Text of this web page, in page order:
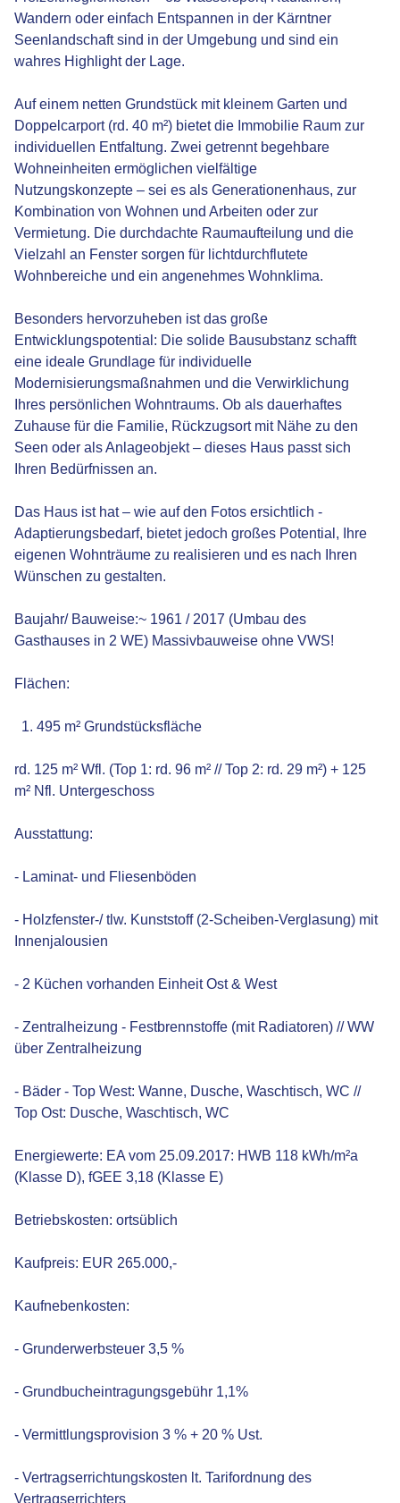
Wandern oder einfach Entspannen in der Kärntner
Seenlandschaft sind in der Umgebung und sind ein
wahres Highlight der Lage.
Auf einem netten Grundstück mit kleinem Garten und
Doppelcarport (rd. 40 m²) bietet die Immobilie Raum zur
individuellen Entfaltung. Zwei getrennt begehbare
Wohneinheiten ermöglichen vielfältige
Nutzungskonzepte – sei es als Generationenhaus, zur
Kombination von Wohnen und Arbeiten oder zur
Vermietung. Die durchdachte Raumaufteilung und die
Vielzahl an Fenster sorgen für lichtdurchflutete
Wohnbereiche und ein angenehmes Wohnklima.
Besonders hervorzuheben ist das große
Entwicklungspotential: Die solide Bausubstanz schafft
eine ideale Grundlage für individuelle
Modernisierungsmaßnahmen und die Verwirklichung
Ihres persönlichen Wohntraums. Ob als dauerhaftes
Zuhause für die Familie, Rückzugsort mit Nähe zu den
Seen oder als Anlageobjekt – dieses Haus passt sich
Ihren Bedürfnissen an.
Das Haus ist hat – wie auf den Fotos ersichtlich -
Adaptierungsbedarf, bietet jedoch großes Potential, Ihre
eigenen Wohnträume zu realisieren und es nach Ihren
Wünschen zu gestalten.
Baujahr/ Bauweise:~ 1961 / 2017 (Umbau des
Gasthauses in 2 WE) Massivbauweise ohne VWS!
Flächen:
1. 495 m² Grundstücksfläche
rd. 125 m² Wfl. (Top 1: rd. 96 m² // Top 2: rd. 29 m²) + 125
m² Nfl. Untergeschoss
Ausstattung:
- Laminat- und Fliesenböden
- Holzfenster-/ tlw. Kunststoff (2-Scheiben-Verglasung) mit
Innenjalousien
- 2 Küchen vorhanden Einheit Ost & West
- Zentralheizung - Festbrennstoffe (mit Radiatoren) // WW
über Zentralheizung
- Bäder - Top West: Wanne, Dusche, Waschtisch, WC //
Top Ost: Dusche, Waschtisch, WC
Energiewerte: EA vom 25.09.2017: HWB 118 kWh/m²a
(Klasse D), fGEE 3,18 (Klasse E)
Betriebskosten: ortsüblich
Kaufpreis: EUR 265.000,-
Kaufnebenkosten:
- Grunderwerbsteuer 3,5 %
- Grundbucheintragungsgebühr 1,1%
- Vermittlungsprovision 3 % + 20 % Ust.
- Vertragserrichtungskosten lt. Tarifordnung des
Vertragserrichters